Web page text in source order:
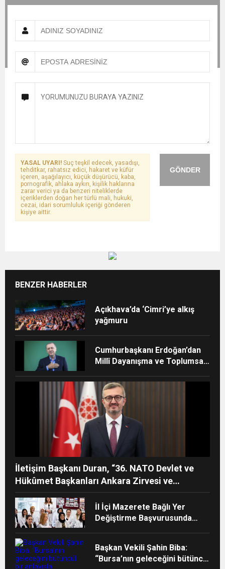
GÖNDER
YASAL UYARI! Suç teşkil edecek, yasadışı,
tehditkar, rahatsız edici, hakaret ve küfür
içeren, aşağılayıcı, küçük düşürücü, kaba,
pornografik, ahlaka aykırı, kişilik haklarına
zarar verici ya da benzeri niteliklerde
içeriklerden doğan her türlü mali, hukuki,
cezai, idari sorumluluk içeriği gönderen
kişiye aittir.
BENZER HABERLER
Açıkhava’da ‘Cimri’ye alkış
yağmuru
Cumhurbaşkanı Erdoğan’dan
Millî Dayanışma ve Toplumsal
Güçlendirilmesine Dair Kanun
Teklifi mesajı
İletişim Başkanı Duran, “36. NATO Devlet ve
Hükûmet Başkanları Ankara Zirvesi ve
Türkiye’nin Stratejik İletişimi” başlıklı makale
kaleme aldı
İl İçi Mazerete Bağlı Yer
Değiştirme Başvurusunda
Başkan Vekili Şahin Biba:
“Bursa’nın geleceğini bütüncül